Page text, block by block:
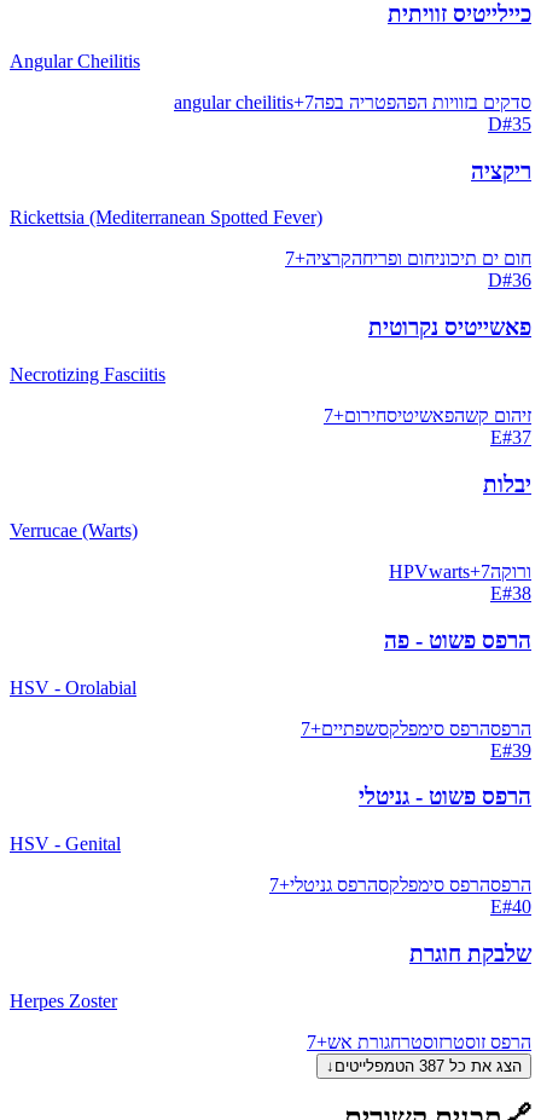
כיילייטיס זוויתית
Angular Cheilitis
סדקים בזוויות הפהפטריה בפה angular cheilitis+7
D#35
ריקציה
Rickettsia (Mediterranean Spotted Fever)
חום ים תיכוניחום ופריחהקרציה+
7
D#36
פאשייטיס נקרוטית
Necrotizing Fasciitis
זיהום קשהפאשיטיסחירום+
7
E#37
יבלות
Verrucae (Warts)
ורוקה
HPVwarts+7
E#38
הרפס פשוט - פה
HSV - Orolabial
הרפסהרפס סימפלקסשפתיים+
7
E#39
הרפס פשוט - גניטלי
HSV - Genital
הרפסהרפס סימפלקסהרפס גניטלי+
7
E#40
שלבקת חוגרת
Herpes Zoster
הרפס זוסטרזוסטרחגורת אש+
7
הצג את כל 387 הטמפלייטים ↓